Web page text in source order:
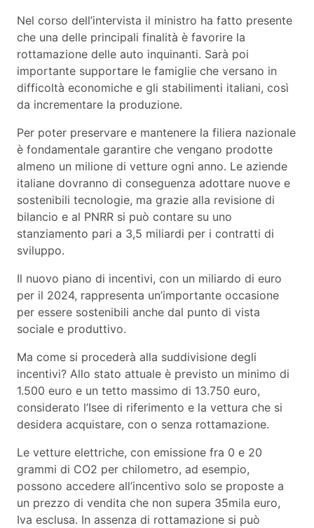
Nel corso dell’intervista il ministro ha fatto presente
che una delle principali finalità è favorire la
rottamazione delle auto inquinanti. Sarà poi
importante supportare le famiglie che versano in
difficoltà economiche e gli stabilimenti italiani, così
da incrementare la produzione.
Per poter preservare e mantenere la filiera nazionale
è fondamentale garantire che vengano prodotte
almeno un milione di vetture ogni anno. Le aziende
italiane dovranno di conseguenza adottare nuove e
sostenibili tecnologie, ma grazie alla revisione di
bilancio e al PNRR si può contare su uno
stanziamento pari a 3,5 miliardi per i contratti di
sviluppo.
Il nuovo piano di incentivi, con un miliardo di euro
per il 2024, rappresenta un’importante occasione
per essere sostenibili anche dal punto di vista
sociale e produttivo.
Ma come si procederà alla suddivisione degli
incentivi? Allo stato attuale è previsto un minimo di
1.500 euro e un tetto massimo di 13.750 euro,
considerato l’Isee di riferimento e la vettura che si
desidera acquistare, con o senza rottamazione.
Le vetture elettriche, con emissione fra 0 e 20
grammi di CO2 per chilometro, ad esempio,
possono accedere all’incentivo solo se proposte a
un prezzo di vendita che non supera 35mila euro,
Iva esclusa. In assenza di rottamazione si può